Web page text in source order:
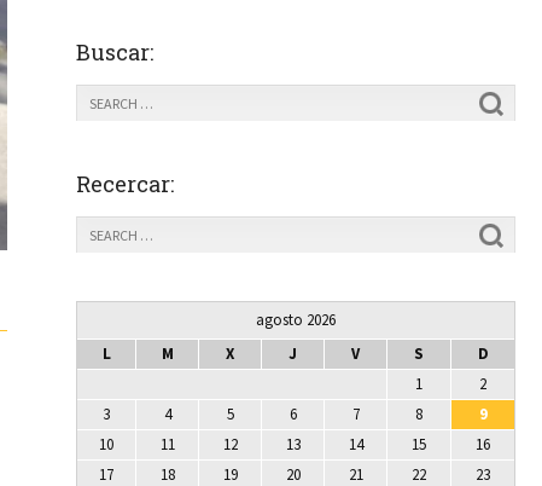
Buscar:
Recercar:
agosto 2026
L
M X J V S
D
1
2
3
4 5 6 7 8
9
10
11 12 13 14 15
16
17
18 19 20 21 22
23